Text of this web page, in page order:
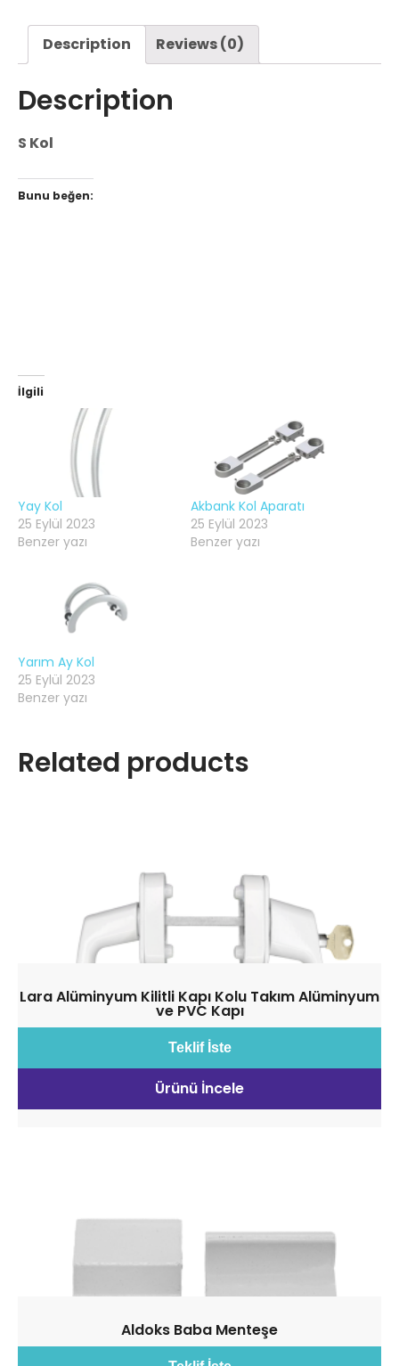
Description Reviews (0)
Description
​S Kol
Bunu beğen:
İlgili
Yay Kol
25 Eylül 2023
Benzer yazı
Akbank Kol Aparatı
25 Eylül 2023
Benzer yazı
Yarım Ay Kol
25 Eylül 2023
Benzer yazı
Related products
Lara Alüminyum Kilitli Kapı Kolu Takım Alüminyum
ve PVC Kapı
Teklif İste
Ürünü İncele
Aldoks Baba Menteşe